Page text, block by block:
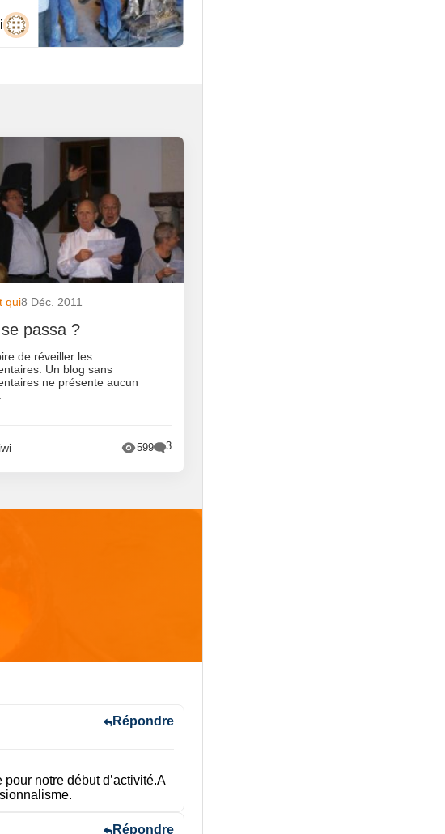
qui8 Déc. 2011
passa ?
de réveiller les
Un blog sans
ne présente aucun
599 3
notre début d’activité.A
Répondre
Répondre